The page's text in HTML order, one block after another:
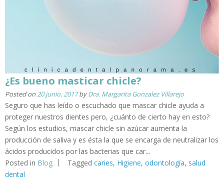
¿Es bueno masticar chicle?
Posted on20 junio, 2017byDra. Margarita Gonzalez Villarejo
Seguro que has leído o escuchado que mascar chicle ayuda a
proteger nuestros dientes pero, ¿cuánto de cierto hay en esto?
Según los estudios, mascar chicle sin azúcar aumenta la
producción de saliva y es ésta la que se encarga de neutralizar los
ácidos producidos por las bacterias que car...
Posted in Blog Tagged caries, Higiene, odontología, salud
dental